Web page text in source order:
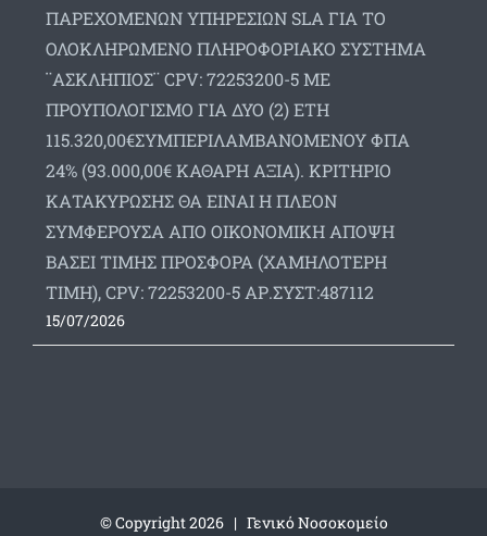
ΠΑΡΕΧΟΜΕΝΩΝ ΥΠΗΡΕΣΙΩΝ SLA ΓΙΑ ΤΟ
ΟΛΟΚΛΗΡΩΜΕΝΟ ΠΛΗΡΟΦΟΡΙΑΚΟ ΣΥΣΤΗΜΑ
¨ΑΣΚΛΗΠΙΟΣ¨ CPV: 72253200-5 ΜΕ
ΠΡΟΥΠΟΛΟΓΙΣΜΟ ΓΙΑ ΔΥΟ (2) ΕΤΗ
115.320,00€ΣΥΜΠΕΡΙΛΑΜΒΑΝΟΜΕΝΟΥ ΦΠΑ
24% (93.000,00€ ΚΑΘΑΡΗ ΑΞΙΑ). ΚΡΙΤΗΡΙΟ
ΚΑΤΑΚΥΡΩΣΗΣ ΘΑ ΕΙΝΑΙ Η ΠΛΕΟΝ
ΣΥΜΦΕΡΟΥΣΑ ΑΠΟ ΟΙΚΟΝΟΜΙΚΗ ΑΠΟΨΗ
ΒΑΣΕΙ ΤΙΜΗΣ ΠΡΟΣΦΟΡΑ (ΧΑΜΗΛΟΤΕΡΗ
ΤΙΜΗ), CPV: 72253200-5 ΑΡ.ΣΥΣΤ:487112
15/07/2026
© Copyright2026 | Γενικό Νοσοκομείο